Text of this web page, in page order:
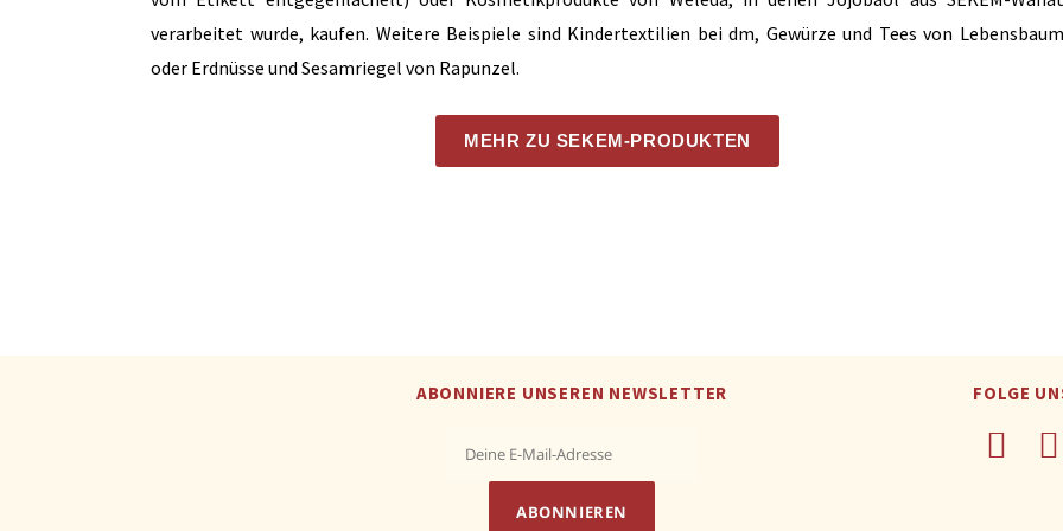
verarbeitet wurde, kaufen. Weitere Beispiele sind Kindertextilien bei dm, Gewürze und Tees von Lebensbaum
oder Erdnüsse und Sesamriegel von Rapunzel.
MEHR ZU SEKEM-PRODUKTEN
ABONNIERE UNSEREN NEWSLETTER FOLGE